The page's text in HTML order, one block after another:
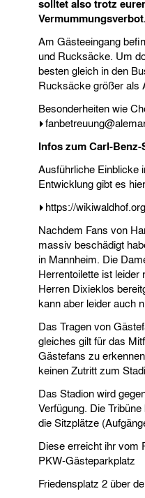
solltet also trotz
Am Gästeeingang
und Rucksäcke. Um
besten gleich in den
Rucksäcke größer als
Besonderheiten wie
Infos zum Carl-
Ausführliche Einblicke
Entwicklung gibt es
https://
Nachdem Fans von
massiv beschädigt
in Mannheim. Die
Herrentoilette ist
Herren Dixieklos
kann aber leider auch
Das Tragen von
gleiches gilt für das
Gästefans zu
keinen Zutritt zum
Das Stadion wird
Verfügung. Die
die Sitzplätze
Diese erreicht ihr vom
PKW-Gästeparkplatz
Friedensplatz 2 über